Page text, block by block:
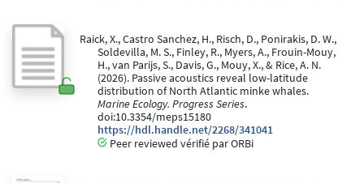
Raick, X., Castro Sanchez, H., Risch, D., Ponirakis, D. W.,
Soldevilla, M. S., Finley, R., Myers, A., Frouin-Mouy,
H., van Parijs, S., Davis, G., Mouy, X., & Rice, A. N.
(2026). Passive acoustics reveal low-latitude
distribution of North Atlantic minke whales.
Marine Ecology. Progress Series.
doi:10.3354/meps15180
https://hdl.handle.net/2268/341041
Peer reviewed vérifié par ORBi